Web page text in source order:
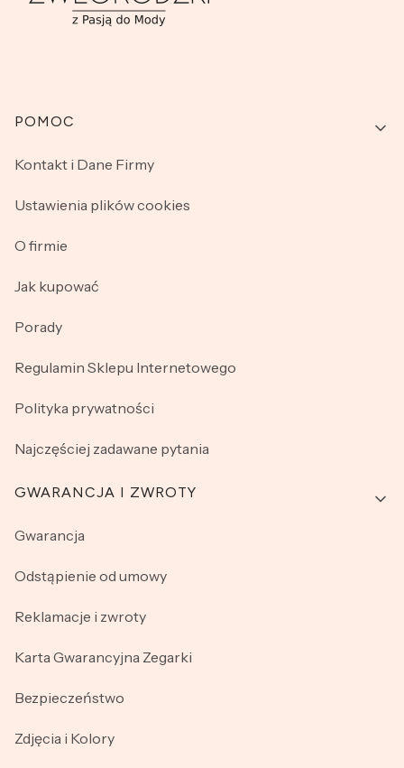
Linki w stopce
POMOC
Kontakt i Dane Firmy
Ustawienia plików cookies
O firmie
Jak kupować
Porady
Regulamin Sklepu Internetowego
Polityka prywatności
Najczęściej zadawane pytania
GWARANCJA I ZWROTY
Gwarancja
Odstąpienie od umowy
Reklamacje i zwroty
Karta Gwarancyjna Zegarki
Bezpieczeństwo
Zdjęcia i Kolory